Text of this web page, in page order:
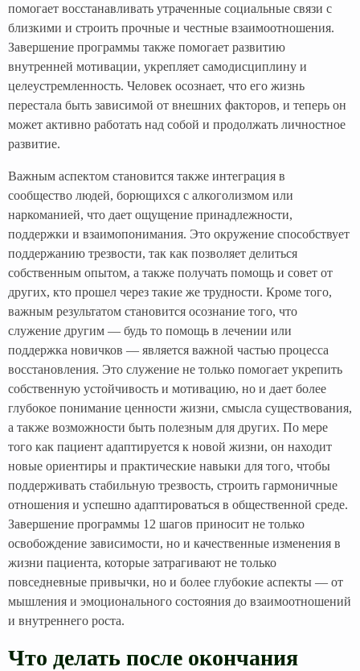
помогает восстанавливать утраченные социальные связи с
близкими и строить прочные и честные взаимоотношения.
Завершение программы также помогает развитию
внутренней мотивации, укрепляет самодисциплину и
целеустремленность. Человек осознает, что его жизнь
перестала быть зависимой от внешних факторов, и теперь он
может активно работать над собой и продолжать личностное
развитие.
Важным аспектом становится также интеграция в
сообщество людей, борющихся с алкоголизмом или
наркоманией, что дает ощущение принадлежности,
поддержки и взаимопонимания. Это окружение способствует
поддержанию трезвости, так как позволяет делиться
собственным опытом, а также получать помощь и совет от
других, кто прошел через такие же трудности. Кроме того,
важным результатом становится осознание того, что
служение другим — будь то помощь в лечении или
поддержка новичков — является важной частью процесса
восстановления. Это служение не только помогает укрепить
собственную устойчивость и мотивацию, но и дает более
глубокое понимание ценности жизни, смысла существования,
а также возможности быть полезным для других. По мере
того как пациент адаптируется к новой жизни, он находит
новые ориентиры и практические навыки для того, чтобы
поддерживать стабильную трезвость, строить гармоничные
отношения и успешно адаптироваться в общественной среде.
Завершение программы 12 шагов приносит не только
освобождение зависимости, но и качественные изменения в
жизни пациента, которые затрагивают не только
повседневные привычки, но и более глубокие аспекты — от
мышления и эмоционального состояния до взаимоотношений
и внутреннего роста.
Что делать после окончания